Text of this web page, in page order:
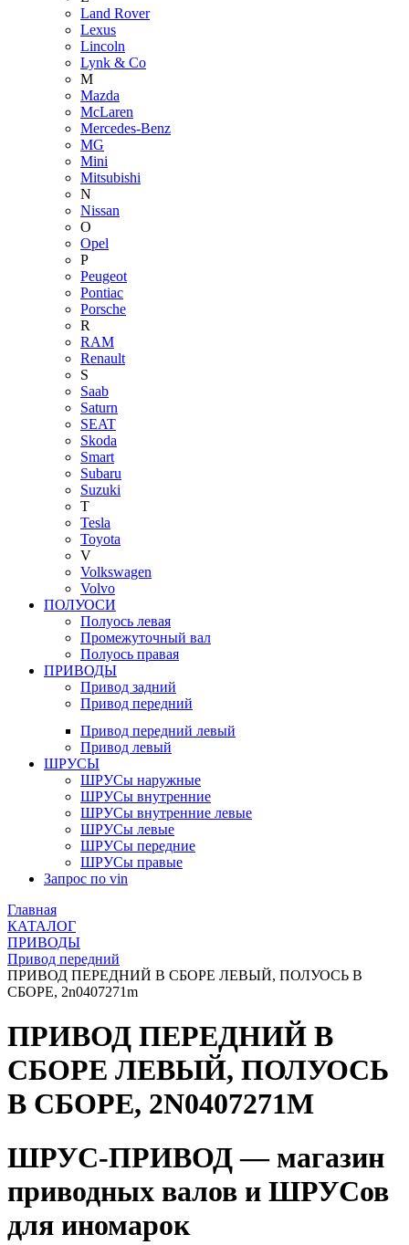
Land Rover
Lexus
Lincoln
Lynk & Co
M
Mazda
McLaren
Mercedes-Benz
MG
Mini
Mitsubishi
N
Nissan
O
Opel
P
Peugeot
Pontiac
Porsche
R
RAM
Renault
S
Saab
Saturn
SEAT
Skoda
Smart
Subaru
Suzuki
T
Tesla
Toyota
V
Volkswagen
Volvo
ПОЛУОСИ
Полуось левая
Промежуточный вал
Полуось правая
ПРИВОДЫ
Привод задний
Привод передний
Привод передний левый
Привод левый
ШРУСЫ
ШРУСы наружные
ШРУСы внутренние
ШРУСы внутренние левые
ШРУСы левые
ШРУСы передние
ШРУСы правые
Запрос по vin
Главная
КАТАЛОГ
ПРИВОДЫ
Привод передний
ПРИВОД ПЕРЕДНИЙ В СБОРЕ ЛЕВЫЙ, ПОЛУОСЬ В
СБОРЕ, 2n0407271m
ПРИВОД ПЕРЕДНИЙ В
СБОРЕ ЛЕВЫЙ, ПОЛУОСЬ
В СБОРЕ, 2N0407271M
ШРУС-ПРИВОД — магазин
приводных валов и ШРУСов
для иномарок